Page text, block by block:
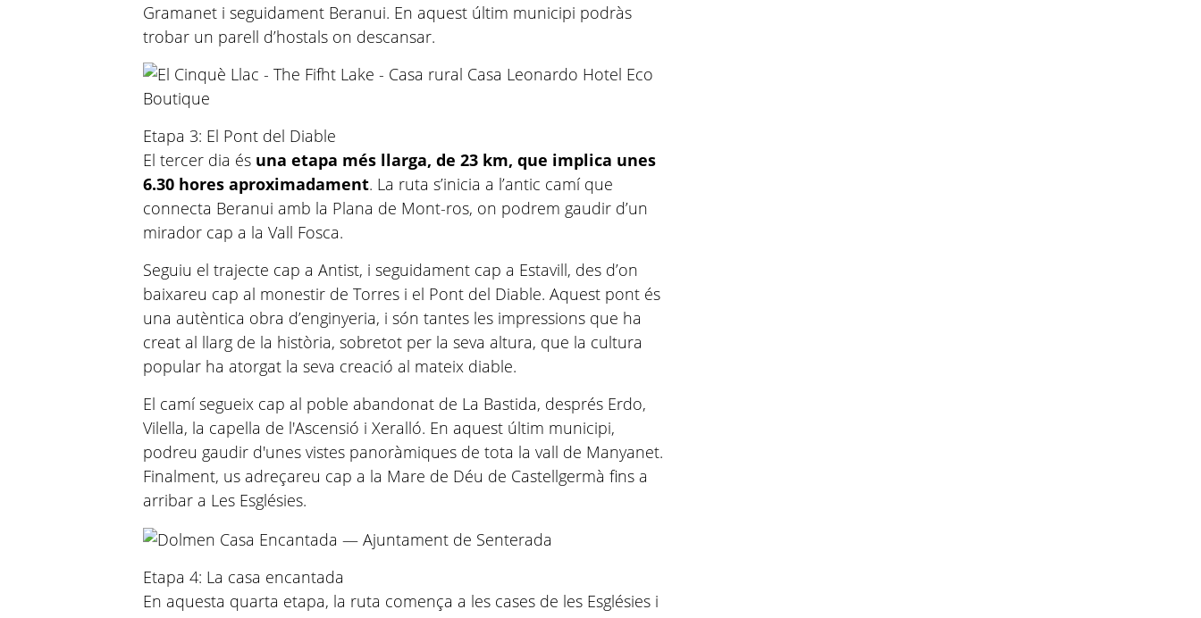
Gramanet i seguidament Beranui. En aquest últim municipi podràs
trobar un parell d’hostals on descansar.
Etapa 3: El Pont del Diable
El tercer dia és una etapa més llarga, de 23 km, que implica unes
6.30 hores aproximadament. La ruta s’inicia a l’antic camí que
connecta Beranui amb la Plana de Mont-ros, on podrem gaudir d’un
mirador cap a la Vall Fosca.
Seguiu el trajecte cap a Antist, i seguidament cap a Estavill, des d’on
baixareu cap al monestir de Torres i el Pont del Diable. Aquest pont és
una autèntica obra d’enginyeria, i són tantes les impressions que ha
creat al llarg de la història, sobretot per la seva altura, que la cultura
popular ha atorgat la seva creació al mateix diable.
El camí segueix cap al poble abandonat de La Bastida, després Erdo,
Vilella, la capella de l'Ascensió i Xeralló. En aquest últim municipi,
podreu gaudir d'unes vistes panoràmiques de tota la vall de Manyanet.
Finalment, us adreçareu cap a la Mare de Déu de Castellgermà fins a
arribar a Les Esglésies.
Etapa 4: La casa encantada
En aquesta quarta etapa, la ruta comença a les cases de les Esglésies i